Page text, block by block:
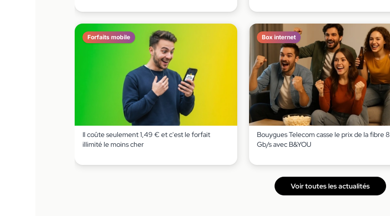
Forfaits mobile
Il coûte seulement 1,49 € et c'est le forfait
illimité le moins cher
Box internet
Bouygues Telecom casse le prix de la fibre 8
Gb/s avec B&YOU
Voir toutes les actualités